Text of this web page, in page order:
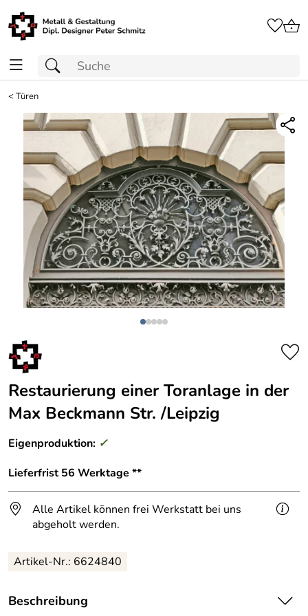
<Türen
Restaurierung einer Toranlage in der
Max Beckmann Str. /Leipzig
Eigenproduktion: ✓
Lieferfrist 56 Werktage **
Alle Artikel können frei Werkstatt bei uns
abgeholt werden.
Artikel-Nr.: 6624840
Beschreibung